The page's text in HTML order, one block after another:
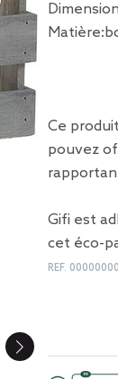
Ce
pouvez
Gifi est
cet éco-
REF.